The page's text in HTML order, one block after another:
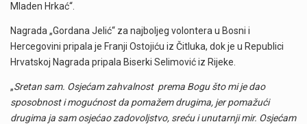
Mladen Hrkać“.
Nagrada „Gordana Jelić“ za najboljeg volontera u Bosni i
Hercegovini pripala je Franji Ostojiću iz Čitluka, dok je u Republici
Hrvatskoj Nagrada pripala Biserki Selimović iz Rijeke.
„Sretan sam. Osjećam zahvalnost prema Bogu što mi je dao
sposobnost i mogućnost da pomažem drugima, jer pomažući
drugima ja sam osjećao zadovoljstvo, sreću i unutarnji mir. Osjećam